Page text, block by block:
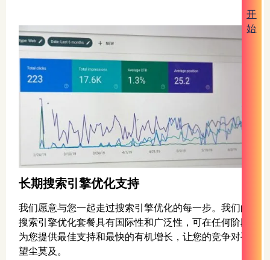
长期搜索引擎优化支持
我们愿意与您一起走过搜索引擎优化的每一步。我们的
搜索引擎优化套餐具有国际性和广泛性，可在任何阶段
为您提供最佳支持和最快的有机增长，让您的竞争对手
望尘莫及。
开
始